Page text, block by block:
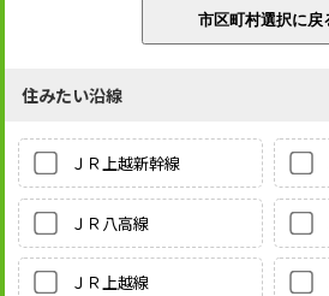
住みたい沿線
ＪＲ上越新幹線
ＪＲ八高線
ＪＲ上越線